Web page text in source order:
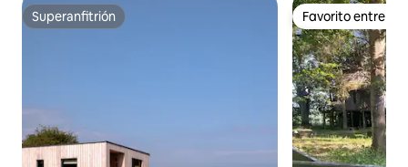
Superanfitrión
Superanfitrión Favorito entre
Favorito entre